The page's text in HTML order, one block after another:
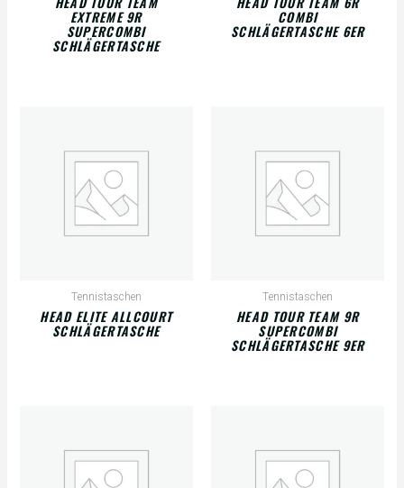
EXTREME 9R
SUPERCOMBI
SCHLÄGERTASCHE
COMBI
SCHLÄGERTASCHE 6ER
Tennistaschen
HEAD ELITE ALLCOURT
SCHLÄGERTASCHE
Tennistaschen
HEAD TOUR TEAM 9R
SUPERCOMBI
SCHLÄGERTASCHE 9ER